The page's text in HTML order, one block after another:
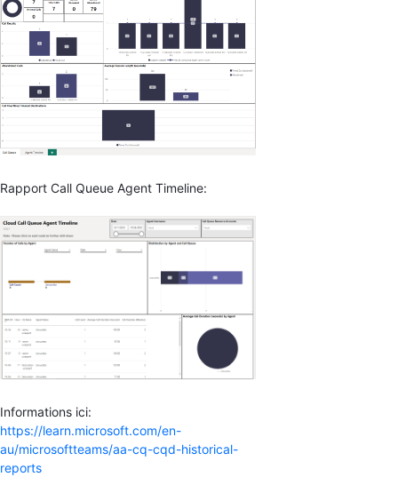
Rapport Call Queue Agent Timeline:
Informations ici:
https://learn.microsoft.com/en-
au/microsoftteams/aa-cq-cqd-historical-
reports